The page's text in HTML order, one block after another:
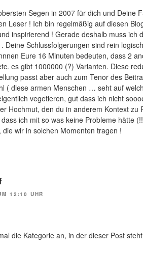
Segen in 2007 für dich und Deine
Leser ! Ich bin regelmäßig auf diesen
inspirierend ! Gerade deshalb muss ich
Deine Schlussfolgerungen sind rein
Eure 16 Minuten bedeuten, dass 2
es gibt 1000000 (?) Varianten. Diese
passt aber auch zum Tenor des
( diese armen Menschen … seht auf
vegetieren, gut dass ich nicht
Hochmut, den du in anderem Kontext zu
ich mit so was keine Probleme hätte
die wir in solchen Momenten tragen !
12:10 UHR
die Kategorie an, in der dieser Post